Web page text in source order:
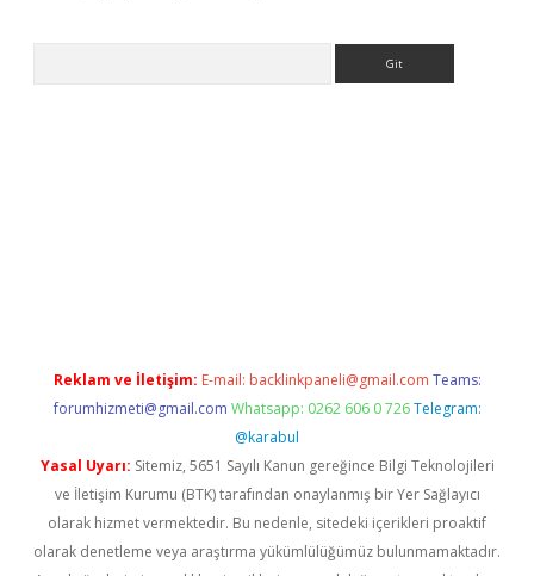
Reklam ve İletişim: E-mail: backlinkpaneli@gmail.com Teams:
forumhizmeti@gmail.com Whatsapp: 0262 606 0 726 Telegram:
@karabul
Yasal Uyarı: Sitemiz, 5651 Sayılı Kanun gereğince Bilgi Teknolojileri
ve İletişim Kurumu (BTK) tarafından onaylanmış bir Yer Sağlayıcı
olarak hizmet vermektedir. Bu nedenle, sitedeki içerikleri proaktif
olarak denetleme veya araştırma yükümlülüğümüz bulunmamaktadır.